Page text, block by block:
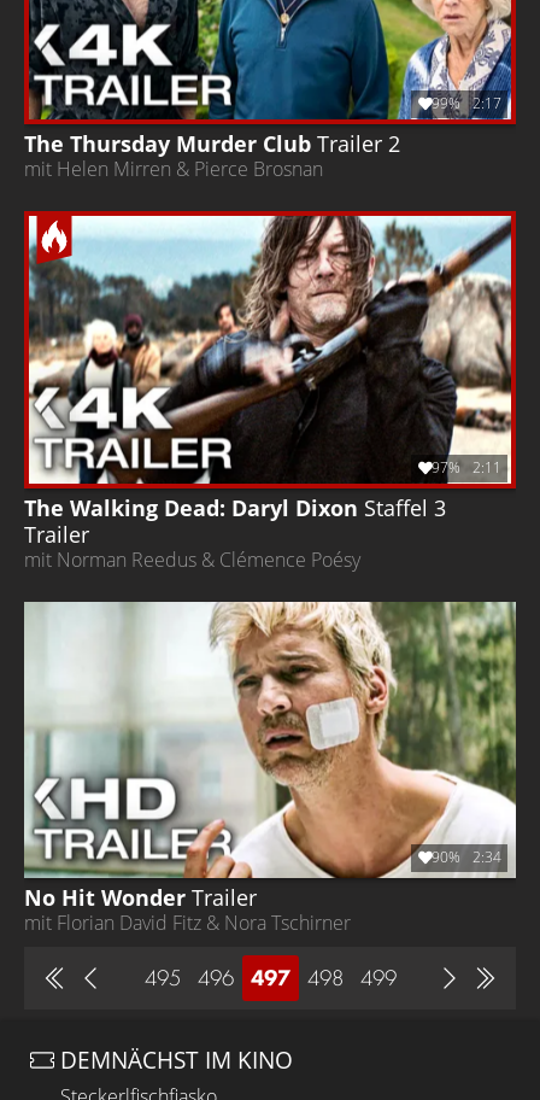
The Thursday Murder Club Trailer 2
mit Helen Mirren & Pierce Brosnan
99% 2:17
The Walking Dead: Daryl Dixon Staffel 3
Trailer
mit Norman Reedus & Clémence Poésy
97% 2:11
No Hit Wonder Trailer
mit Florian David Fitz & Nora Tschirner
90% 2:34
495 496 497 498 499
DEMNÄCHST IM KINO